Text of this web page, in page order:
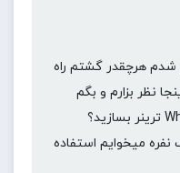
و در دوره
۱۵۷۹)، زمانی مملو از جنگ‌های
هرچقدر گشتم راه
نظر بزارم و بگم
میخوایم استفاده